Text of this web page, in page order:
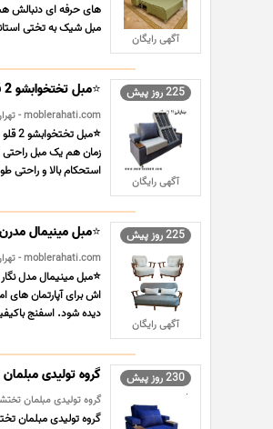
آگهی رایگان
های حرفه ای دنبالش
مبل شیک به تختی
225 روز پیش
آگهی رایگان
⭐️مبل تختخوابشو 2 قلو مبلمان قرن 21
moblerahati.com - تهران - چوبی و فلزی
زمان هم یک مبل راحتی
استحکام بالا و
225 روز پیش
آگهی رایگان
⭐️مبل مینیمال
moblerahati.com - تهران - چوبی و فلزی
اش برای آپارتمان
دیده شود. اسفنج
230 روز پیش گروه تولیدی
گروه تولیدی مبلمان
گروه تولیدی مبلمان